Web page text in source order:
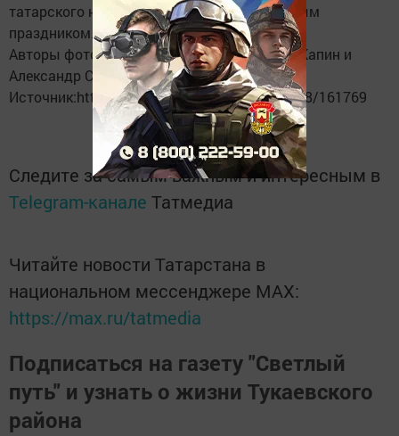
татарского народа, но и всеобщим народным
праздником.
Авторы фотографий - Сергей Киилин, Илья Капин и
Александр Созонов.
Источник:http://sarapul.net/news/2016/06/08/161769
Следите за самым важным и интересным в
Telegram-канале Татмедиа
Читайте новости Татарстана в
национальном мессенджере MАХ:
https://max.ru/tatmedia
Подписаться на газету "Светлый
путь" и узнать о жизни Тукаевского
района